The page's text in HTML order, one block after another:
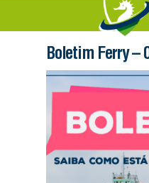
Boletim Ferry –